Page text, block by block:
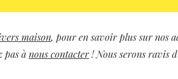
maison, pour en savoir plus sur nos
pas ànous contacter! Nous serons ravis